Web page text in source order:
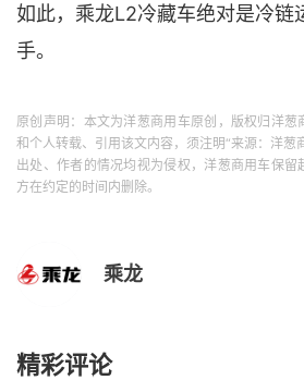
如此，乘龙L2冷藏车绝对是冷链
手。
原创声明：本文为洋葱商用车原创，版权归洋
和个人转载、引用该文内容，须注明“来源：洋葱
出处、作者的情况均视为侵权，洋葱商用车保留
方在约定的时间内删除。
乘龙
精彩评论